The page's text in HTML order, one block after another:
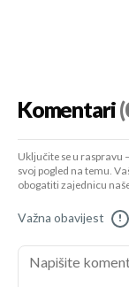
Komentari
Uključite se u raspravu
svoj pogled na temu.
obogatiti zajednicu
Važna obavijest !